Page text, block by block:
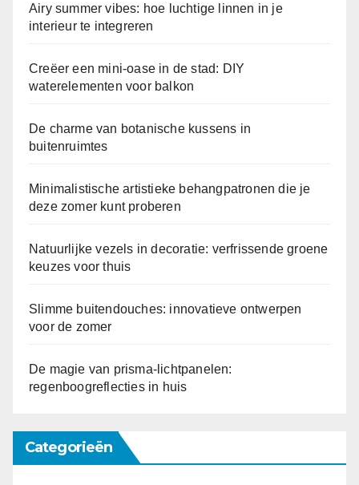
Airy summer vibes: hoe luchtige linnen in je
interieur te integreren
Creëer een mini-oase in de stad: DIY
waterelementen voor balkon
De charme van botanische kussens in
buitenruimtes
Minimalistische artistieke behangpatronen die je
deze zomer kunt proberen
Natuurlijke vezels in decoratie: verfrissende groene
keuzes voor thuis
Slimme buitendouches: innovatieve ontwerpen
voor de zomer
De magie van prisma-lichtpanelen:
regenboogreflecties in huis
Categorieën